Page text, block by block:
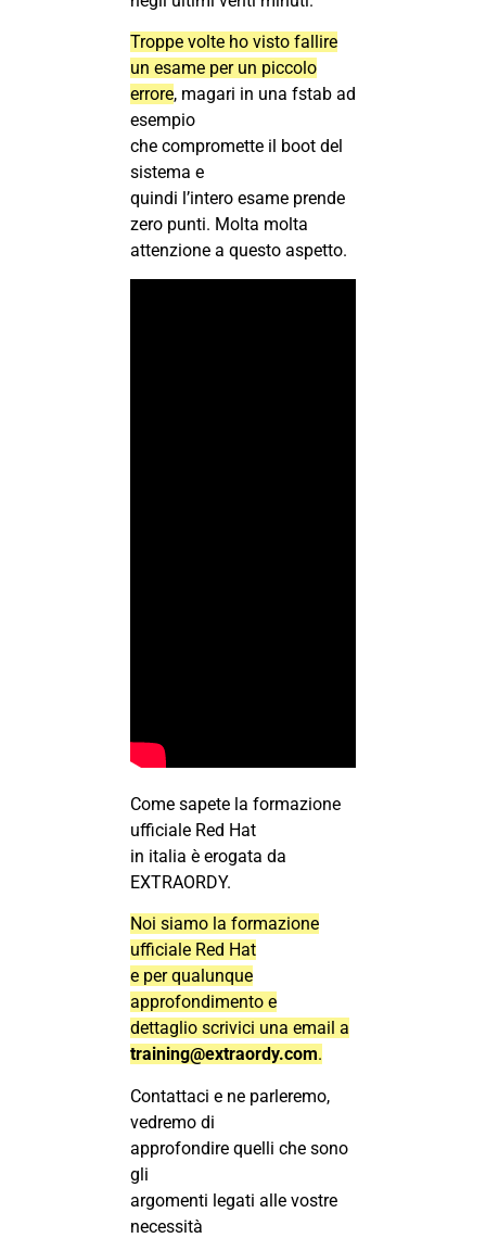
Troppe volte ho visto fallire
un esame per un piccolo
errore, magari in una fstab ad
esempio
che compromette il boot del
sistema e
quindi l’intero esame prende
zero punti. Molta molta
attenzione a questo aspetto.
Come sapete la formazione
ufficiale Red Hat
in italia è erogata da
EXTRAORDY.
Noi siamo la formazione
ufficiale Red Hat
e per qualunque
approfondimento e
dettaglio scrivici una email a
training@extraordy.com.
Contattaci e ne parleremo,
vedremo di
approfondire quelli che sono
gli
argomenti legati alle vostre
necessità